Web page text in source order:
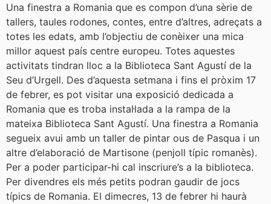
Una finestra a Romania que es compon d’una sèrie de
tallers, taules rodones, contes, entre d’altres, adreçats a
totes les edats, amb l’objectiu de conèixer una mica
millor aquest país centre europeu. Totes aquestes
activitats tindran lloc a la Biblioteca Sant Agustí de la
Seu d’Urgell. Des d’aquesta setmana i fins el pròxim 17
de febrer, es pot visitar una exposició dedicada a
Romania que es troba instal·lada a la rampa de la
mateixa Biblioteca Sant Agustí. Una finestra a Romania
segueix avui amb un taller de pintar ous de Pasqua i un
altre d’elaboració de Martisone (penjoll típic romanès).
Per a poder participar-hi cal inscriure’s a la biblioteca.
Per divendres els més petits podran gaudir de jocs
típics de Romania. El dimecres, 13 de febrer hi haurà